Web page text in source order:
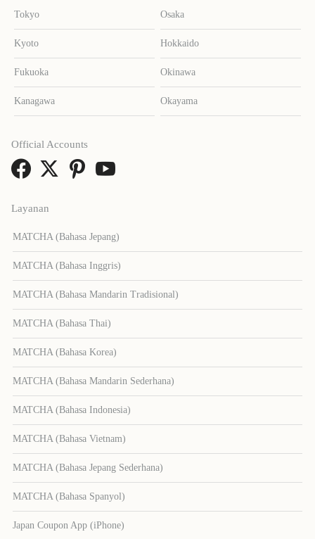
Tokyo Osaka
Kyoto Hokkaido
Fukuoka Okinawa
Kanagawa Okayama
Layanan
MATCHA (Bahasa Jepang)
MATCHA (Bahasa Inggris)
MATCHA (Bahasa Mandarin Tradisional)
MATCHA (Bahasa Thai)
MATCHA (Bahasa Korea)
MATCHA (Bahasa Mandarin Sederhana)
MATCHA (Bahasa Indonesia)
MATCHA (Bahasa Vietnam)
MATCHA (Bahasa Jepang Sederhana)
MATCHA (Bahasa Spanyol)
Japan Coupon App (iPhone)
Official Accounts